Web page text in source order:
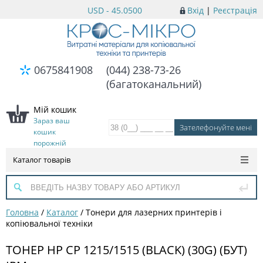
Вхід | Реєстрація
USD - 45.0500
0675841908
(044) 238-73-26
(багатоканальний)
Мій кошик
Зараз ваш
кошик
порожній
Каталог товарів
Головна / Каталог / Тонери для лазерних принтерів і
копіювальної техніки
ТОНЕР HP CP 1215/1515 (BLACK) (30G) (БУТ)